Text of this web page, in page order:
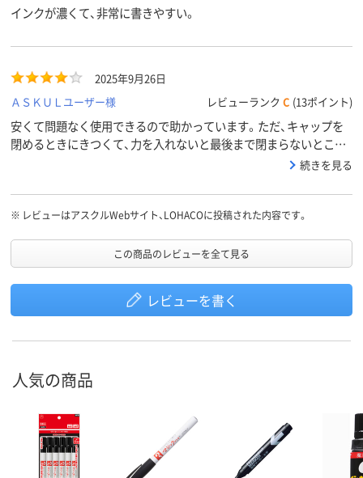
インクが濃くて、非常に書きやすい。
2025年9月26日
ＡＳＫＵＬユーザー様
レビューランク C (13ポイント)
安くて問題なく使用できるので助かっています。ただ、キャップを
閉めるときにきつくて、力を入れないと最後まで閉まらないところ
続きを見る
※ レビューはアスクルWebサイト、LOHACOに投稿された内容です。
この商品のレビューを全て見る
レビューを書く
人気の商品